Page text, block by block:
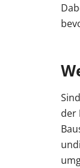
der